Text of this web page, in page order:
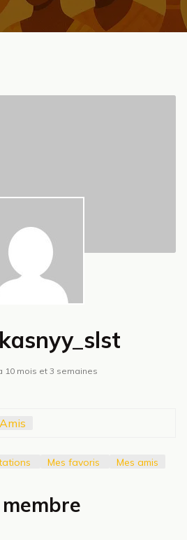
10 mois et 3 semaines
Amis
Mes favoris Mes amis